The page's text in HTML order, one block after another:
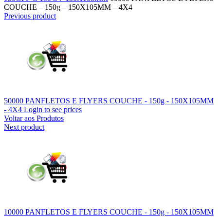
COUCHE – 150g – 150X105MM – 4X4
Previous product
50000 PANFLETOS E FLYERS COUCHE - 150g - 150X105MM
- 4X4 Login to see prices
Voltar aos Produtos
Next product
10000 PANFLETOS E FLYERS COUCHE - 150g - 150X105MM